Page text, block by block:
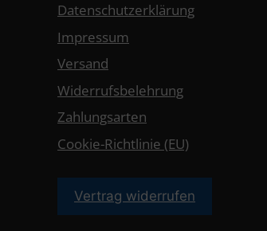
Datenschutzerklärung
Impressum
Versand
Widerrufsbelehrung
Zahlungsarten
Cookie-Richtlinie (EU)
Vertrag widerrufen